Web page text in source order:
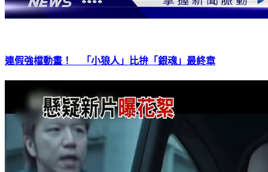
連假強檔動畫！ 「小狼人」比拚「銀魂」最終章